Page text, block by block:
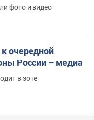
фото и видео
очередной
России – медиа
в зоне